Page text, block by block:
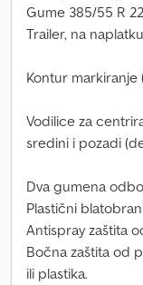
Gume 385/55 R
Trailer, na naplatku
Kontur markiranje
Vodilice za
sredini i pozadi
Dva gumena
Plastični
Antispray zaštita
Bočna zaštita od
ili plastika.